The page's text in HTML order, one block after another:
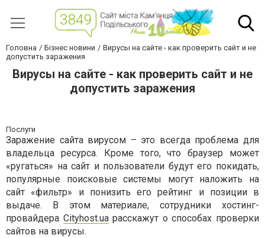
Головна Бізнес новини
Вирусы на сайте - как проверить сайт и не
допустить заражения
Вирусы на сайте - как проверить сайт и не
допустить заражения
Послуги
Заражение сайта вирусом – это всегда проблема для
владельца ресурса. Кроме того, что браузер может
«ругаться» на сайт и пользователи будут его покидать,
популярные поисковые системы могут наложить на
сайт «фильтр» и понизить его рейтинг и позиции в
выдаче. В этом материале, сотрудники хостинг-
провайдера Cityhost.uaрасскажут о способах проверки
сайтов на вирусы.